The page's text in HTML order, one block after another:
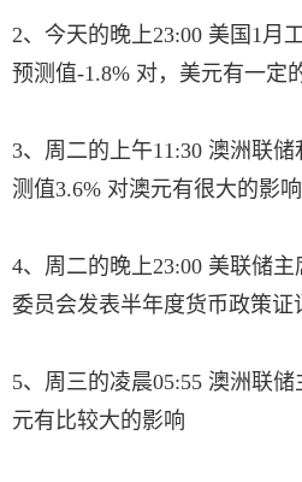
2、今天的晚上23:00 美国1月
预测值-1.8% 对，美元有一定
3、周二的上午11:30 澳洲联
测值3.6% 对澳元有很大的影响
4、周二的晚上23:00 美联储
委员会发表半年度货币政策
5、周三的凌晨05:55 澳洲联
元有比较大的影响